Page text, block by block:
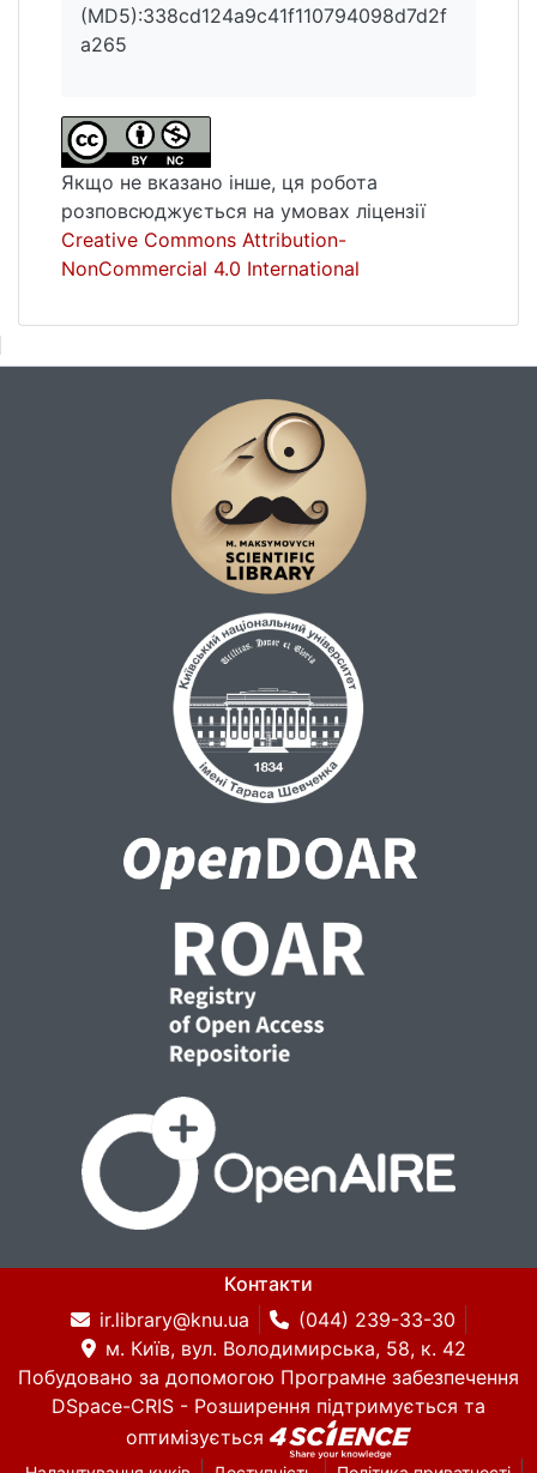
(MD5):338cd124a9c41f110794098d7d2f
a265
Якщо не вказано інше, ця робота
розповсюджується на умовах ліцензії
Creative Commons Attribution-
NonCommercial 4.0 International
Контакти
ir.library@knu.ua
(044) 239-33-30
м. Київ, вул. Володимирська, 58, к. 42
Побудовано за допомогою Програмне забезпечення
DSpace-CRIS - Розширення підтримується та
оптимізується